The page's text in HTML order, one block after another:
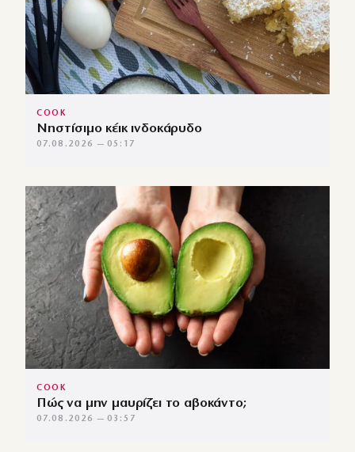
COOK
Νηστίσιμο κέικ ινδοκάρυδο
07.08.2026 — 05:17
COOK
Πώς να μην μαυρίζει το αβοκάντο;
07.08.2026 — 03:57